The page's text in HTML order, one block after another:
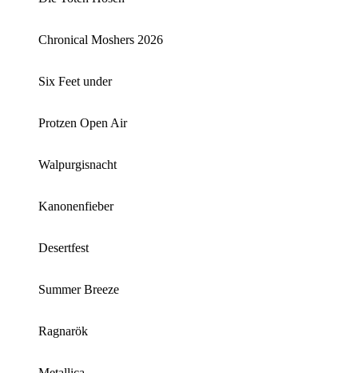
Chronical Moshers 2026
Six Feet under
Protzen Open Air
Walpurgisnacht
Kanonenfieber
Desertfest
Summer Breeze
Ragnarök